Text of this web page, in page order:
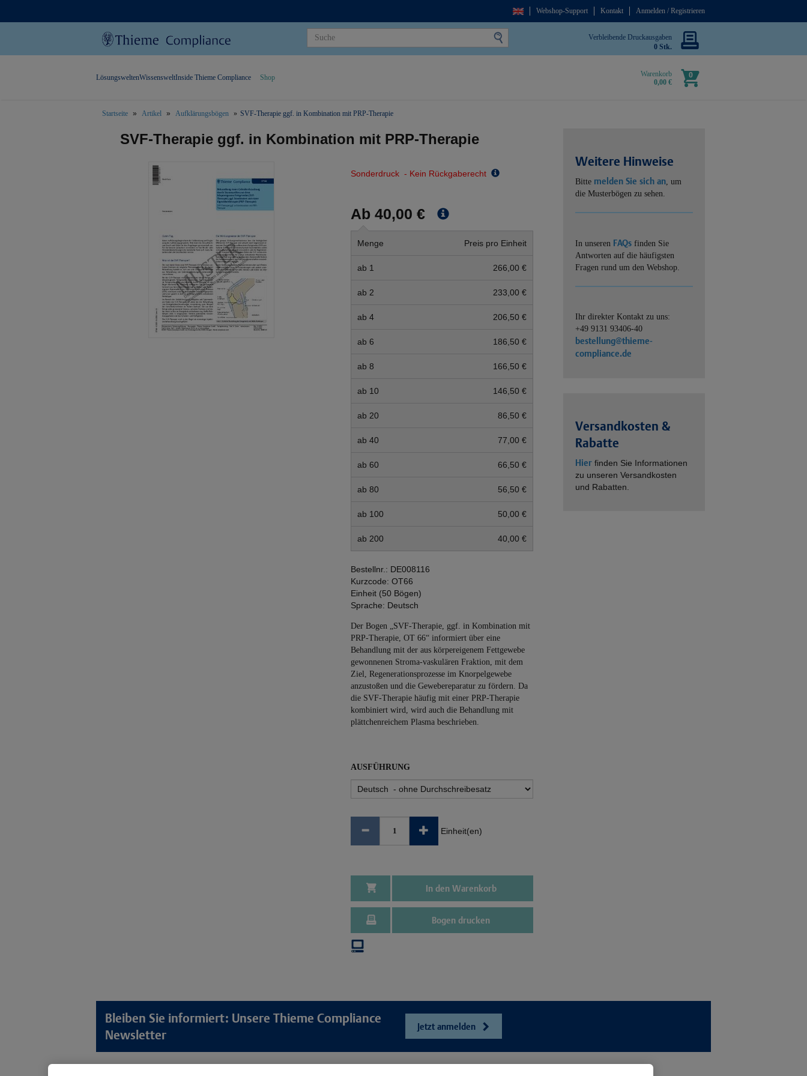
Webshop-Support Kontakt Anmelden / Registrieren
Verbleibende Druckausgaben
0 Stk.
Warenkorb
0,00 €
0
LösungsweltenWissensweltInside Thieme Compliance Shop
Startseite Artikel Aufklärungsbögen SVF-Therapie ggf. in Kombination mit PRP-Therapie
SVF-Therapie ggf. in Kombination mit PRP-Therapie
Sonderdruck - Kein Rückgaberecht
Ab 40,00 €
Menge Preis pro Einheit
ab 1 266,00 €
ab 2 233,00 €
ab 4 206,50 €
ab 6 186,50 €
ab 8 166,50 €
ab 10 146,50 €
ab 20 86,50 €
ab 40 77,00 €
ab 60 66,50 €
ab 80 56,50 €
ab 100 50,00 €
ab 200 40,00 €
Bestellnr.: DE008116
Kurzcode: OT66
Einheit (50 Bögen)
Sprache: Deutsch
Der Bogen „SVF-Therapie, ggf. in Kombination mit
PRP-Therapie, OT 66“ informiert über eine
Behandlung mit der aus körpereigenem Fettgewebe
gewonnenen Stroma-vaskulären Fraktion, mit dem
Ziel, Regenerationsprozesse im Knorpelgewebe
anzustoßen und die Gewebereparatur zu fördern. Da
die SVF-Therapie häufig mit einer PRP-Therapie
kombiniert wird, wird auch die Behandlung mit
plättchenreichem Plasma beschrieben.
AUSFÜHRUNG
Einheit(en)
In den Warenkorb
Bogen drucken
Weitere Hinweise
Bitte melden Sie sich an, um
die Musterbögen zu sehen.
In unseren FAQs finden Sie
Antworten auf die häufigsten
Fragen rund um den Webshop.
Ihr direkter Kontakt zu uns:
+49 9131 93406-40
bestellung@thieme-
compliance.de
Versandkosten &
Rabatte
Hier finden Sie Informationen
zu unseren Versandkosten
und Rabatten.
Bleiben Sie informiert: Unsere Thieme Compliance
Newsletter
Jetzt anmelden